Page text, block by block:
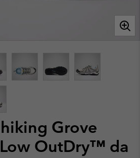
Grove
OutDry™ da